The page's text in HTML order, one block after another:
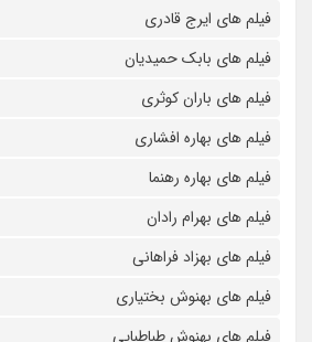
فیلم های ایرج قادری
فیلم های بابک حمیدیان
فیلم های باران کوثری
فیلم های بهاره افشاری
فیلم های بهاره رهنما
فیلم های بهرام رادان
فیلم های بهزاد فراهانی
فیلم های بهنوش بختیاری
فیلم های بهنوش طباطبایی